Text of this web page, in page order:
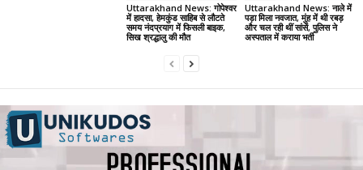
Uttarakhand News: गोपेश्वर
में हादसा, हेमकुंड साहिब से लौटते
समय नंदप्रयाग में फिसली बाइक,
सिख श्रद्धालु की मौत
Uttarakhand News: नाले में
पड़ा मिला नवजात, मुंह में थी रबड़
और चल रही थीं सांसें, पुलिस ने
अस्पताल में कराया भर्ती